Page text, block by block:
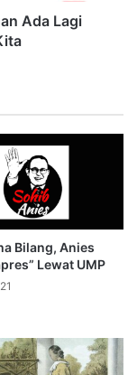
Ada Lagi
Bilang, Anies
Lewat UMP